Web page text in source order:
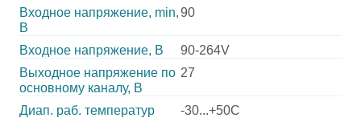
Входное напряжение, min,
В
90
Входное напряжение, В
90-264V
Выходное напряжение по
основному каналу, В
27
Диап. раб. температур
-30...+50C